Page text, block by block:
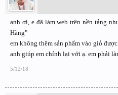
anh ơi, e đã làm web trên nền tảng
Hàng"
em không thêm sản phẩm vào giỏ được.
anh giúp em chỉnh lại với ạ. em phải
5/12/18